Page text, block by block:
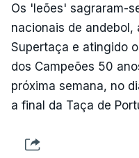
Os 'leões' sagraram-
nacionais de
Supertaça e atingido
dos Campeões 50
próxima semana, no
a final da Taça de